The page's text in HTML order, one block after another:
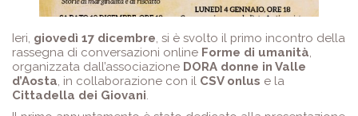
Ieri, giovedì 17 dicembre, si è svolto il primo incontro della
rassegna di conversazioni online Forme di umanità,
organizzata dall’associazione DORA donne in Valle
d’Aosta, in collaborazione con il CSV onlus e la
Cittadella dei Giovani.